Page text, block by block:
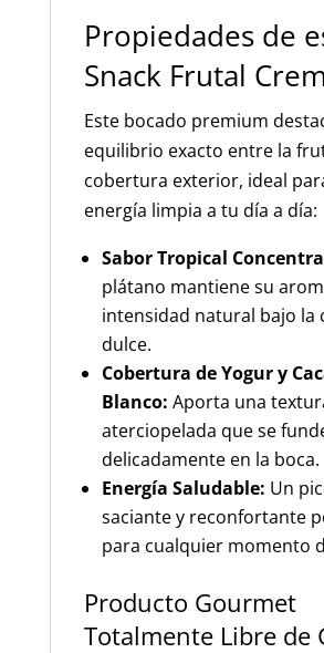
Propiedades de
Snack Frutal
Este bocado premium
equilibrio exacto entre la
cobertura exterior, ideal
energía limpia a tu día a día:
Sabor Tropical
plátano mantiene su
intensidad natural bajo la
dulce.
Cobertura de Yogur y
Blanco: Aporta una
aterciopelada que se
delicadamente en la boca.
Energía Saludable: Un
saciante y reconfortante
para cualquier momento
Producto Gourmet
Totalmente Libre de